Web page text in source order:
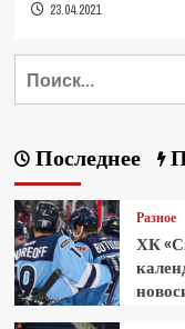
23.04.2021
Последнее
Разное
ХК